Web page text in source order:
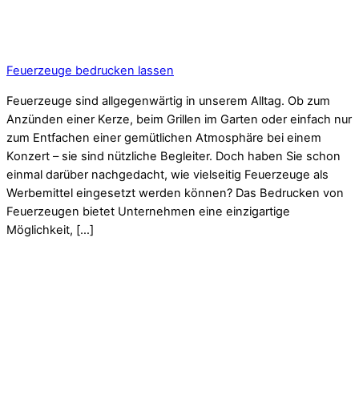
Feuerzeuge bedrucken lassen
Feuerzeuge sind allgegenwärtig in unserem Alltag. Ob zum
Anzünden einer Kerze, beim Grillen im Garten oder einfach nur
zum Entfachen einer gemütlichen Atmosphäre bei einem
Konzert – sie sind nützliche Begleiter. Doch haben Sie schon
einmal darüber nachgedacht, wie vielseitig Feuerzeuge als
Werbemittel eingesetzt werden können? Das Bedrucken von
Feuerzeugen bietet Unternehmen eine einzigartige
Möglichkeit, […]